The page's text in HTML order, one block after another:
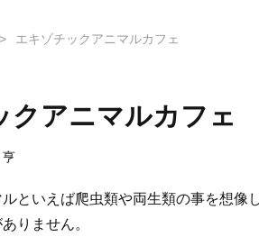
エキゾチックアニマルカフェ
クアニマルカフェ
亨
といえば爬虫類や両生類の事を想像
りません。